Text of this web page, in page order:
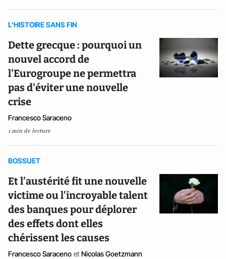
L'HISTOIRE SANS FIN
Dette grecque : pourquoi un
nouvel accord de
l'Eurogroupe ne permettra
pas d'éviter une nouvelle
crise
Francesco Saraceno
1 min de lecture
BOSSUET
Et l’austérité fit une nouvelle
victime ou l’incroyable talent
des banques pour déplorer
des effets dont elles
chérissent les causes
Francesco Saraceno et Nicolas Goetzmann